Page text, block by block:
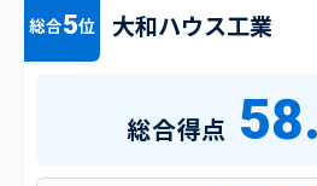
総合5位 大和ハウス工業
総合得点